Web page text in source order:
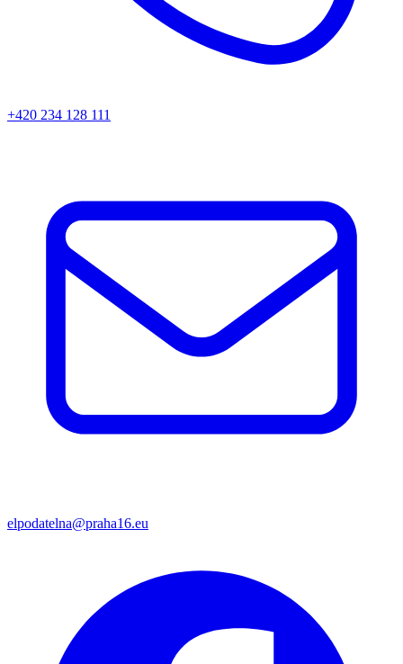
+420 234 128 111
elpodatelna@praha16.eu